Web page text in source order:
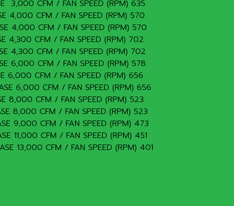
3,000 CFM / FAN SPEED (RPM) 635
4,000 CFM / FAN SPEED (RPM) 570
4,000 CFM / FAN SPEED (RPM) 570
4,300 CFM / FAN SPEED (RPM) 702
4,300 CFM / FAN SPEED (RPM) 702
6,000 CFM / FAN SPEED (RPM) 578
6,000 CFM / FAN SPEED (RPM) 656
6,000 CFM / FAN SPEED (RPM) 656
8,000 CFM / FAN SPEED (RPM) 523
8,000 CFM / FAN SPEED (RPM) 523
9,000 CFM / FAN SPEED (RPM) 473
11,000 CFM / FAN SPEED (RPM) 451
13,000 CFM / FAN SPEED (RPM) 401